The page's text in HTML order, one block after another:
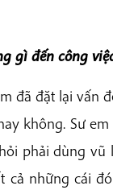
gì đến công
đã đặt lại vấn
không. Sư
phải dùng
cả những cái